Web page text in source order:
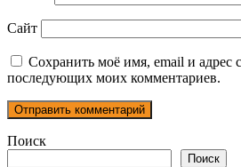
Сайт
Сохранить моё имя, email и адрес
последующих моих комментариев.
Поиск
Поиск